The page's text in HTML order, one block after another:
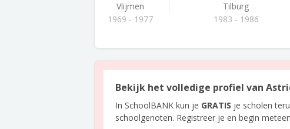
Vlijmen
1969 - 1977
Tilburg
1983 - 1986
Bekijk het volledige profiel van
In SchoolBANK kun je GRATIS je scholen
schoolgenoten. Registreer je en begin